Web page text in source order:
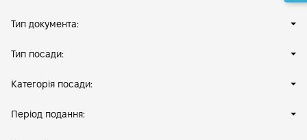
Тип документа:
Тип посади:
Категорія посади:
Період подання: